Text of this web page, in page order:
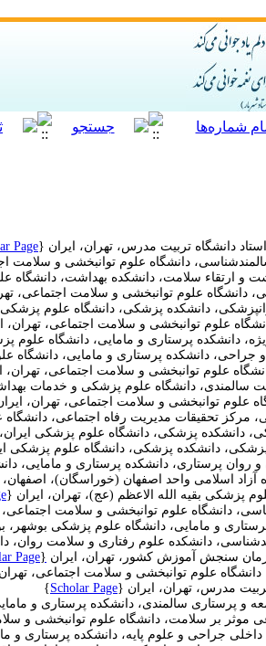
دانشگاه تربیت مدرس، تهران، ایران {
Page
دانشگاه علوم توانبخشی و سلامت
و ارتقاء سلامت، دانشکده بهداشت، دانشگاه
دانشگاه علوم توانبخشی و سلامت اجتماعی،
دانشکده پزشکی، دانشگاه علوم پزشکی
علوم توانبخشی و سلامت اجتماعی، تهران،
دانشکده پرستاری و مامایی، دانشگاه علوم
جراحی، دانشکده پرستاری و مامایی، دانشگاه
علوم توانبخشی و سلامت اجتماعی، تهران،
سالمندی، دانشگاه علوم پزشکی و خدمات
علوم توانبخشی و سلامت اجتماعی، تهران،
مرکز تحقیقات مدیریت رفاه اجتماعی،
دانشکده پزشکی، دانشگاه علوم پزشکی ایران،
دانشکده پزشکی، دانشگاه علوم پزشکی
و روان پرستاری، دانشکده پرستاری و مامایی،
اسلامی واحد اصفهان (خوراسگان)، اصفهان،
پزشکی بقیه الله الاعظم (عج)، تهران، ایران {
دانشگاه علوم توانبخشی و سلامت اجتماعی،
و مامایی، دانشگاه علوم پزشکی بوشهر،
دانشکده علوم رفتاری و سلامت روان،
سنجش آموزش کشور، تهران، ایران {
Page
علوم توانبخشی و سلامت اجتماعی،
مدرس، تهران، ایران {
Scholar Page
}
و پرستاری سالمندی، دانشکده پرستاری و
موثر بر سلامت، دانشگاه علوم توانبخشی و
جراحی و علوم پایه، دانشکده پرستاری و